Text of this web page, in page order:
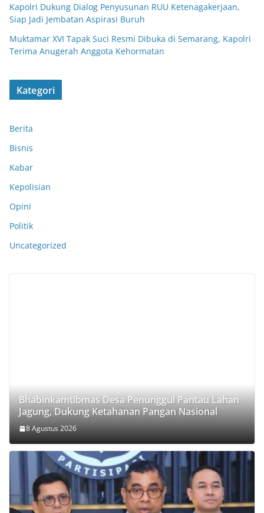
Kapolri Dukung Dialog Penyusunan RUU Ketenagakerjaan,
Siap Jadi Jembatan Aspirasi Buruh
Muktamar XVI Tapak Suci Resmi Dibuka di Semarang, Kapolri
Terima Anugerah Anggota Kehormatan
Kategori
Berita
Bisnis
Kabar
Kepolisian
Opini
Politik
Uncategorized
Bhabinkamtibmas Desa Penunggul Pantau Lahan
Jagung, Dukung Ketahanan Pangan Nasional
8 Agustus 2026